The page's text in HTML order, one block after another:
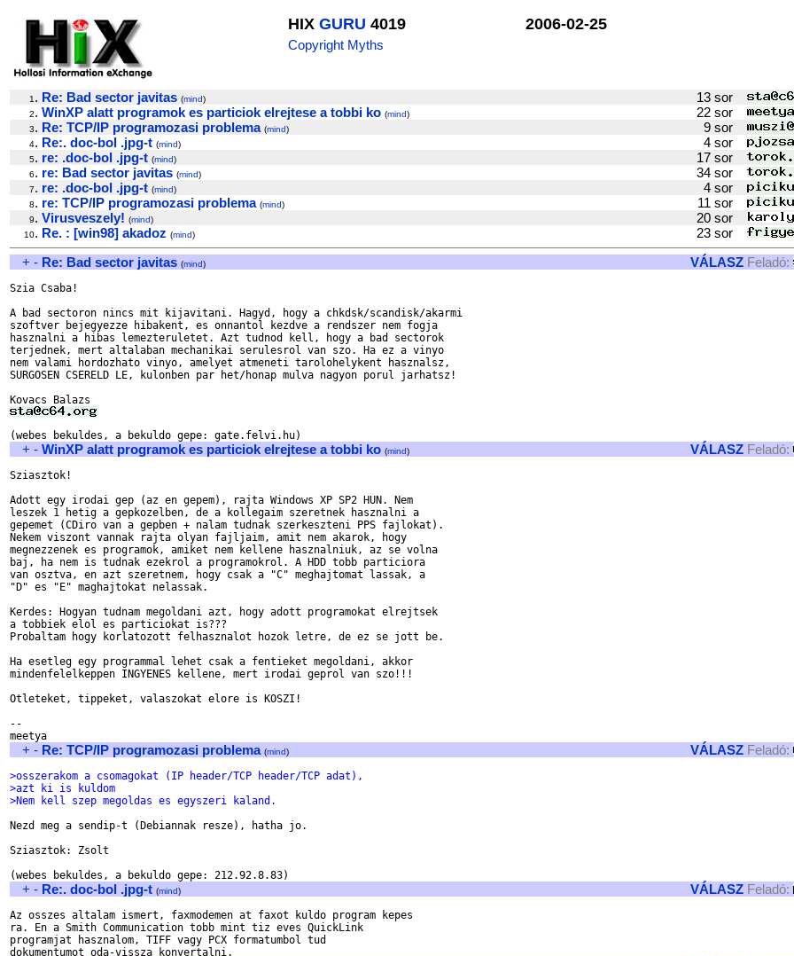
HIX GURU 4019
Copyright Myths
2006-02-25
1 . Re: Bad sector javitas (mind) 13 sor
2. WinXP alatt programok es particiok elrejtese a tobbi ko (mind) 22 sor
3. Re: TCP/IP programozasi problema (mind) 9 sor
4. Re:. doc-bol .jpg-t (mind) 4 sor
5. re: .doc-bol .jpg-t (mind) 17 sor
6. re: Bad sector javitas (mind) 34 sor
7. re: .doc-bol .jpg-t (mind) 4 sor
8. re: TCP/IP programozasi problema (mind) 11 sor
9. Virusveszely! (mind) 20 sor
10. Re. : [win98] akadoz (mind) 23 sor
+ - Re: Bad sector javitas (mind) VÁLASZ Feladó:
Szia Csaba!
A bad sectoron nincs mit kijavitani. Hagyd, hogy a chkdsk/scandisk/akarmi
szoftver bejegyezze hibakent, es onnantol kezdve a rendszer nem fogja
hasznalni a hibas lemezteruletet. Azt tudnod kell, hogy a bad sectorok
terjednek, mert altalaban mechanikai serulesrol van szo. Ha ez a vinyo
nem valami hordozhato vinyo, amelyet atmeneti tarolohelykent hasznalsz,
SURGOSEN CSERELD LE, kulonben par het/honap mulva nagyon porul jarhatsz!
+ - WinXP alatt programok es particiok elrejtese a tobbi ko (mind) VÁLASZ Feladó:
Sziasztok!
Adott egy irodai gep (az en gepem), rajta Windows XP SP2 HUN. Nem
leszek 1 hetig a gepkozelben, de a kollegaim szeretnek hasznalni a
gepemet (CDiro van a gepben + nalam tudnak szerkeszteni PPS fajlokat).
Nekem viszont vannak rajta olyan fajljaim, amit nem akarok, hogy
megnezzenek es programok, amiket nem kellene hasznalniuk, az se volna
baj, ha nem is tudnak ezekrol a programokrol. A HDD tobb particiora
van osztva, en azt szeretnem, hogy csak a "C" meghajtomat lassak, a
"D" es "E" maghajtokat nelassak.
Kerdes: Hogyan tudnam megoldani azt, hogy adott programokat elrejtsek
a tobbiek elol es particiokat is???
Probaltam hogy korlatozott felhasznalot hozok letre, de ez se jott be.
Ha esetleg egy programmal lehet csak a fentieket megoldani, akkor
mindenfelelkeppen INGYENES kellene, mert irodai geprol van szo!!!
Otleteket, tippeket, valaszokat elore is KOSZI!
--
+ - Re: TCP/IP programozasi problema (mind) VÁLASZ Feladó:
>osszerakom a csomagokat (IP header/TCP header/TCP adat),
>azt ki is kuldom
>Nem kell szep megoldas es egyszeri kaland.
Nezd meg a sendip-t (Debiannak resze), hatha jo.
Sziasztok: Zsolt
+ - Re:. doc-bol .jpg-t (mind) VÁLASZ Feladó:
Az osszes altalam ismert, faxmodemen at faxot kuldo program kepes
ra. En a Smith Communication tobb mint tiz eves QuickLink
programjat hasznalom, TIFF vagy PCX formatumbol tud